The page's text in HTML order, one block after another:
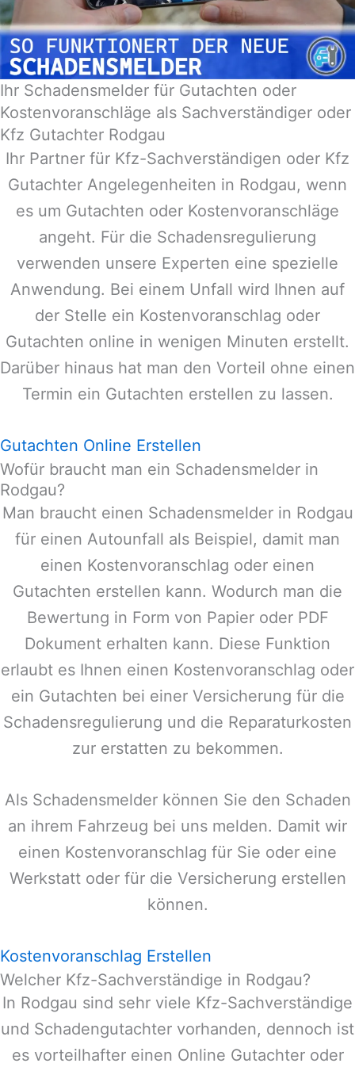
Ihr Schadensmelder für Gutachten oder
Kostenvoranschläge als Sachverständiger oder
Kfz Gutachter Rodgau
Ihr Partner für Kfz-Sachverständigen oder Kfz
Gutachter Angelegenheiten in Rodgau, wenn
es um Gutachten oder Kostenvoranschläge
angeht. Für die Schadensregulierung
verwenden unsere Experten eine spezielle
Anwendung. Bei einem Unfall wird Ihnen auf
der Stelle ein Kostenvoranschlag oder
Gutachten online in wenigen Minuten erstellt.
Darüber hinaus hat man den Vorteil ohne einen
Termin ein Gutachten erstellen zu lassen.
Gutachten Online Erstellen
Wofür braucht man ein Schadensmelder in
Rodgau?
Man braucht einen Schadensmelder in Rodgau
für einen Autounfall als Beispiel, damit man
einen Kostenvoranschlag oder einen
Gutachten erstellen kann. Wodurch man die
Bewertung in Form von Papier oder PDF
Dokument erhalten kann. Diese Funktion
erlaubt es Ihnen einen Kostenvoranschlag oder
ein Gutachten bei einer Versicherung für die
Schadensregulierung und die Reparaturkosten
zur erstatten zu bekommen.
Als Schadensmelder können Sie den Schaden
an ihrem Fahrzeug bei uns melden. Damit wir
einen Kostenvoranschlag für Sie oder eine
Werkstatt oder für die Versicherung erstellen
können.
Kostenvoranschlag Erstellen
Welcher Kfz-Sachverständige in Rodgau?
In Rodgau sind sehr viele Kfz-Sachverständige
und Schadengutachter vorhanden, dennoch ist
es vorteilhafter einen Online Gutachter oder